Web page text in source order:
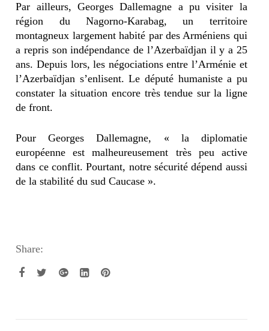
Par ailleurs, Georges Dallemagne a pu visiter la
région du Nagorno-Karabag, un territoire
montagneux largement habité par des Arméniens qui
a repris son indépendance de l’Azerbaïdjan il y a 25
ans. Depuis lors, les négociations entre l’Arménie et
l’Azerbaïdjan s’enlisent. Le député humaniste a pu
constater la situation encore très tendue sur la ligne
de front.
Pour Georges Dallemagne, « la diplomatie
européenne est malheureusement très peu active
dans ce conflit. Pourtant, notre sécurité dépend aussi
de la stabilité du sud Caucase ».
Share: